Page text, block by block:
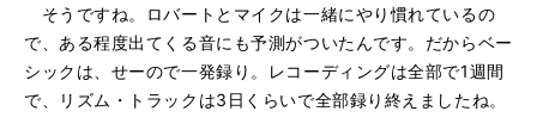
そうですね。ロバートとマイクは一緒にやり慣れているの
で、ある程度出てくる音にも予測がついたんです。だからベー
シックは、せーので一発録り。レコーディングは全部で1週間
で、リズム・トラックは3日くらいで全部録り終えましたね。